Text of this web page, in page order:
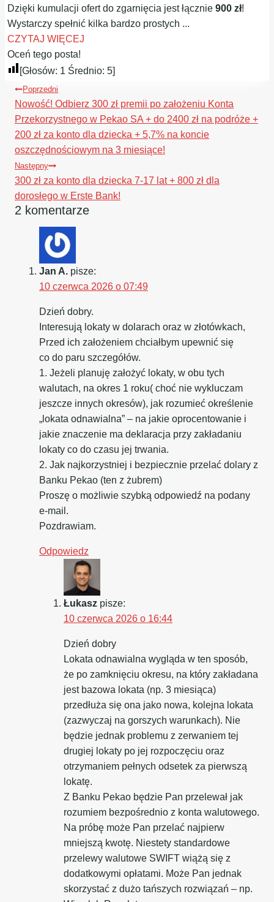
Dzięki kumulacji ofert do zgarnięcia jest łącznie900 zł!
Wystarczy spełnić kilka bardzo prostych ...
CZYTAJ WIĘCEJ
Oceń tego posta!
[Głosów: 1 Średnio:5]
Nawigacja
wpisu
Poprzedni
Nowość! Odbierz 300 zł premii po założeniu Konta
Przekorzystnego w Pekao SA + do 2400 zł na podróże +
200 zł za konto dla dziecka + 5,7% na koncie
oszczędnościowym na 3 miesiące!
Następny
300 zł za konto dla dziecka 7-17 lat + 800 zł dla
dorosłego w Erste Bank!
2 komentarze
Jan A. pisze:
10 czerwca 2026 o 07:49
Dzień dobry.
Interesują lokaty w dolarach oraz w złotówkach,
Przed ich założeniem chciałbym upewnić się
co do paru szczegółów.
1. Jeżeli planuję założyć lokaty, w obu tych
walutach, na okres 1 roku( choć nie wykluczam
jeszcze innych okresów), jak rozumieć określenie
„lokata odnawialna” – na jakie oprocentowanie i
jakie znaczenie ma deklaracja przy zakładaniu
lokaty co do czasu jej trwania.
2. Jak najkorzystniej i bezpiecznie przelać dolary z
Banku Pekao (ten z żubrem)
Proszę o możliwie szybką odpowiedź na podany
e-mail.
Pozdrawiam.
Odpowiedz
Łukasz pisze:
10 czerwca 2026 o 16:44
Dzień dobry
Lokata odnawialna wygląda w ten sposób,
że po zamknięciu okresu, na który zakładana
jest bazowa lokata (np. 3 miesiąca)
przedłuża się ona jako nowa, kolejna lokata
(zazwyczaj na gorszych warunkach). Nie
będzie jednak problemu z zerwaniem tej
drugiej lokaty po jej rozpoczęciu oraz
otrzymaniem pełnych odsetek za pierwszą
lokatę.
Z Banku Pekao będzie Pan przelewał jak
rozumiem bezpośrednio z konta walutowego.
Na próbę może Pan przelać najpierw
mniejszą kwotę. Niestety standardowe
przelewy walutowe SWIFT wiążą się z
dodatkowymi opłatami. Może Pan jednak
skorzystać z dużo tańszych rozwiązań – np.